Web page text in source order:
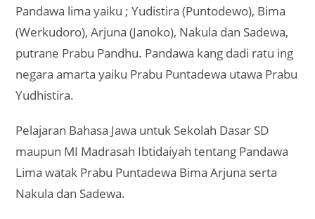
Pandawa lima yaiku ; Yudistira (Puntodewo), Bima
(Werkudoro), Arjuna (Janoko), Nakula dan Sadewa,
putrane Prabu Pandhu. Pandawa kang dadi ratu ing
negara amarta yaiku Prabu Puntadewa utawa Prabu
Yudhistira.
Pelajaran Bahasa Jawa untuk Sekolah Dasar SD
maupun MI Madrasah Ibtidaiyah tentang Pandawa
Lima watak Prabu Puntadewa Bima Arjuna serta
Nakula dan Sadewa.